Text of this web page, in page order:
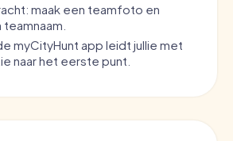
maak een teamfoto en
myCityHunt app leidt jullie met
naar het eerste punt.